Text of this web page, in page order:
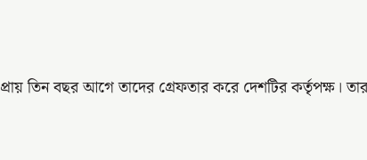
প্রায় তিন বছর আগে তাদের গ্রেফতার করে দেশটির কর্তৃপক্ষ।